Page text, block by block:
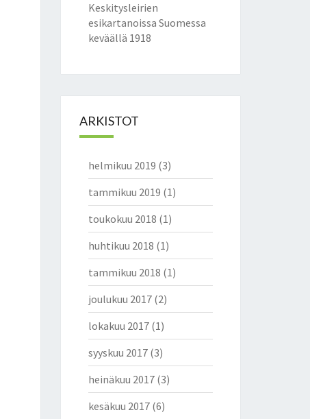
Keskitysleirien
esikartanoissa Suomessa
keväällä 1918
ARKISTOT
helmikuu 2019 (3)
tammikuu 2019 (1)
toukokuu 2018 (1)
huhtikuu 2018 (1)
tammikuu 2018 (1)
joulukuu 2017(2)
lokakuu 2017(1)
syyskuu 2017(3)
heinäkuu 2017(3)
kesäkuu 2017(6)